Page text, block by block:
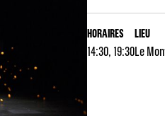
HORAIRES
14:30, 19:30
LIEU
Le